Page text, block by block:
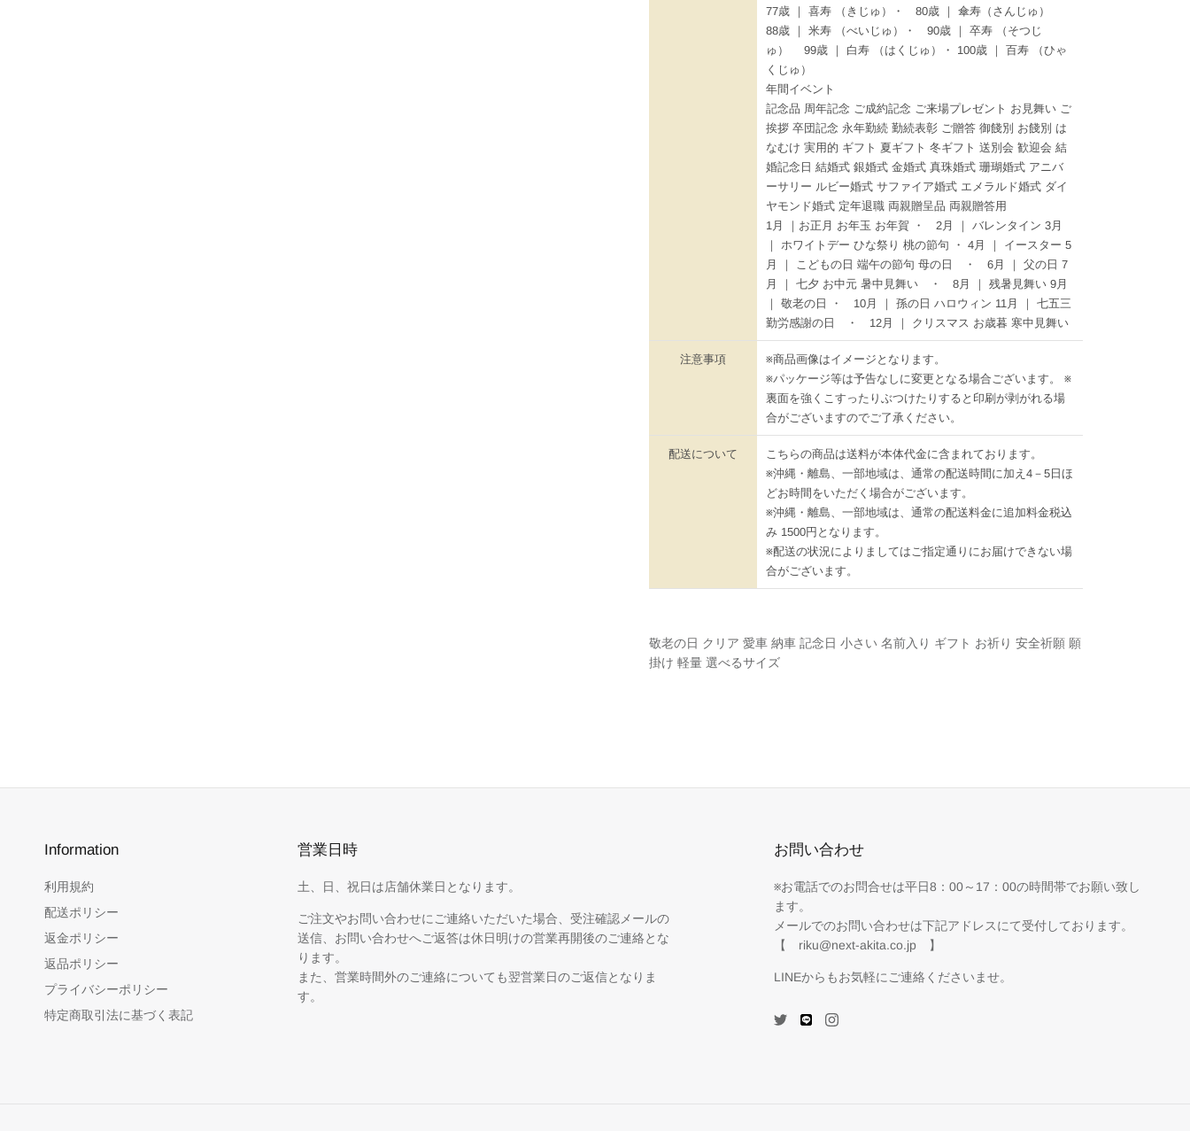
77歳 ｜ 喜寿 （きじゅ）・ 80歳 ｜ 傘寿（さんじゅ）
88歳 ｜ 米寿 （べいじゅ）・ 90歳 ｜ 卒寿 （そつじ
ゅ） 99歳 ｜ 白寿 （はくじゅ）・ 100歳 ｜ 百寿 （ひゃ
くじゅ）
年間イベント
記念品 周年記念 ご成約記念 ご来場プレゼント お見舞い ご
挨拶 卒団記念 永年勤続 勤続表彰 ご贈答 御餞別 お餞別 は
なむけ 実用的 ギフト 夏ギフト 冬ギフト 送別会 歓迎会 結
婚記念日 結婚式 銀婚式 金婚式 真珠婚式 珊瑚婚式 アニバ
ーサリー ルビー婚式 サファイア婚式 エメラルド婚式 ダイ
ヤモンド婚式 定年退職 両親贈呈品 両親贈答用
1月 ｜お正月 お年玉 お年賀 ・ 2月 ｜ バレンタイン 3月
｜ ホワイトデー ひな祭り 桃の節句 ・ 4月 ｜ イースター 5
月 ｜ こどもの日 端午の節句 母の日 ・ 6月 ｜ 父の日 7
月 ｜ 七夕 お中元 暑中見舞い ・ 8月 ｜ 残暑見舞い 9月
｜ 敬老の日 ・ 10月 ｜ 孫の日 ハロウィン 11月 ｜ 七五三
勤労感謝の日 ・ 12月 ｜ クリスマス お歳暮 寒中見舞い
注意事項
※商品画像はイメージとなります。
※パッケージ等は予告なしに変更となる場合ございます。 ※
裏面を強くこすったりぶつけたりすると印刷が剥がれる場
合がございますのでご了承ください。
配送について
こちらの商品は送料が本体代金に含まれております。
※沖縄・離島、一部地域は、通常の配送時間に加え4－5日ほ
どお時間をいただく場合がございます。
※沖縄・離島、一部地域は、通常の配送料金に追加料金税込
み 1500円となります。
※配送の状況によりましてはご指定通りにお届けできない場
合がございます。
敬老の日 クリア 愛車 納車 記念日 小さい 名前入り ギフト お祈り 安全祈願 願
掛け 軽量 選べるサイズ
Information
利用規約
配送ポリシー
返金ポリシー
返品ポリシー
プライバシーポリシー
特定商取引法に基づく表記
営業日時
土、日、祝日は店舗休業日となります。
ご注文やお問い合わせにご連絡いただいた場合、受注確認メールの
送信、お問い合わせへご返答は休日明けの営業再開後のご連絡とな
ります。
また、営業時間外のご連絡についても翌営業日のご返信となりま
す。
お問い合わせ
※お電話でのお問合せは平日8：00～17：00の時間帯でお願い致し
ます。
メールでのお問い合わせは下記アドレスにて受付しております。
【 riku@next-akita.co.jp 】
LINEからもお気軽にご連絡くださいませ。